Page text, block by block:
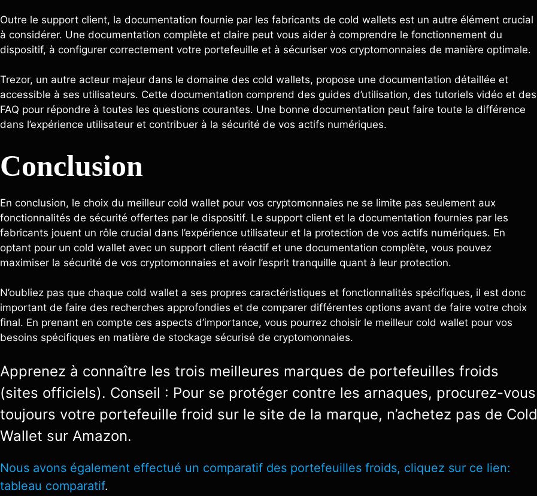
Outre le support client, la documentation fournie par les fabricants de cold wallets est un autre élément crucial
à considérer. Une documentation complète et claire peut vous aider à comprendre le fonctionnement du
dispositif, à configurer correctement votre portefeuille et à sécuriser vos cryptomonnaies de manière optimale.
Trezor, un autre acteur majeur dans le domaine des cold wallets, propose une documentation détaillée et
accessible à ses utilisateurs. Cette documentation comprend des guides d’utilisation, des tutoriels vidéo et des
FAQ pour répondre à toutes les questions courantes. Une bonne documentation peut faire toute la différence
dans l’expérience utilisateur et contribuer à la sécurité de vos actifs numériques.
Conclusion
En conclusion, le choix du meilleur cold wallet pour vos cryptomonnaies ne se limite pas seulement aux
fonctionnalités de sécurité offertes par le dispositif. Le support client et la documentation fournies par les
fabricants jouent un rôle crucial dans l’expérience utilisateur et la protection de vos actifs numériques. En
optant pour un cold wallet avec un support client réactif et une documentation complète, vous pouvez
maximiser la sécurité de vos cryptomonnaies et avoir l’esprit tranquille quant à leur protection.
N’oubliez pas que chaque cold wallet a ses propres caractéristiques et fonctionnalités spécifiques, il est donc
important de faire des recherches approfondies et de comparer différentes options avant de faire votre choix
final. En prenant en compte ces aspects d’importance, vous pourrez choisir le meilleur cold wallet pour vos
besoins spécifiques en matière de stockage sécurisé de cryptomonnaies.
Apprenez à connaître les trois meilleures marques de portefeuilles froids
(sites officiels). Conseil : Pour se protéger contre les arnaques, procurez-vous
toujours votre portefeuille froid sur le site de la marque, n’achetez pas de Cold
Wallet sur Amazon.
Nous avons également effectué un comparatif des portefeuilles froids, cliquez sur ce lien:
tableau comparatif.